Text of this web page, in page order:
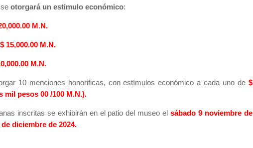
otorgará un estimulo económico:
M.N.
$ 15,000.00 M.N.
M.N.
10 menciones honorificas, con estímulos económico a cada uno de $
mil pesos 00 /100 M.N.).
inscritas se exhibirán en el patio del museo el sábado 9 noviembre de
diciembre de 2024.